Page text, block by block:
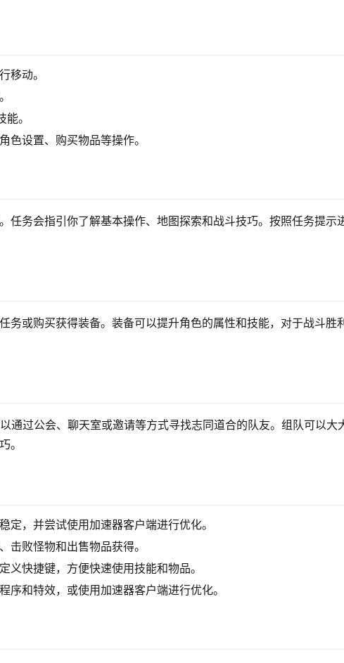
移动。
。
色设置、购买物品等操作。
任务会指引你了解基本操作、地图探索和战斗技巧。按照任务提示
务或购买获得装备。装备可以提升角色的属性和技能，对于战斗胜
通过公会、聊天室或邀请等方式寻找志同道合的队友。组队可以大
。
，并尝试使用加速器客户端进行优化。
击败怪物和出售物品获得。
义快捷键，方便快速使用技能和物品。
序和特效，或使用加速器客户端进行优化。